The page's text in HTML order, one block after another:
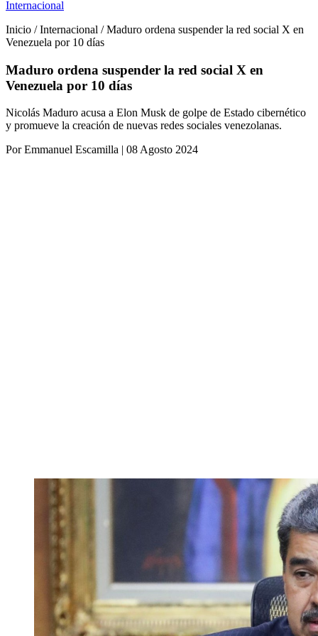
Internacional
Inicio / Internacional / Maduro ordena suspender la red social X en
Venezuela por 10 días
Maduro ordena suspender la red social X en
Venezuela por 10 días
Nicolás Maduro acusa a Elon Musk de golpe de Estado cibernético
y promueve la creación de nuevas redes sociales venezolanas.
Por Emmanuel Escamilla | 08 Agosto 2024